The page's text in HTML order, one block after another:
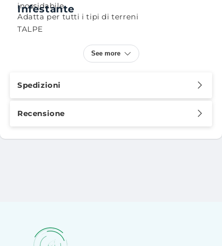
inossidabile
Adatta per tutti i tipi di terreni
Infestante
TALPE
See more
Spedizioni
Recensione